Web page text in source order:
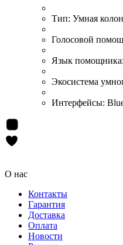
Тип: Умная
Голосовой
Язык помощника:
Экосистема
Интерфейсы:
О нас
Контакты
Гарантия
Доставка
Оплата
Новости